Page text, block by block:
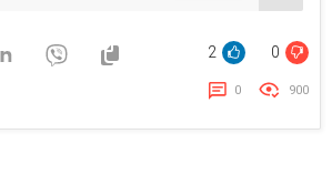
2 0
0 900